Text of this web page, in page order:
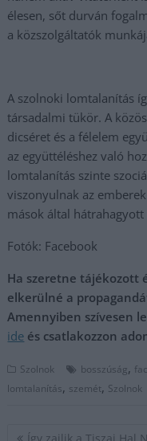
élesen, sőt durván
a közszolgáltatók
A szolnoki lomtalanítás
társadalmi tükör. A
dicséret és a félelem
az együttéléshez való
lomtalanítás szinte
viszonyulnak az
mások által hátrahagyott
Fotók: Facebook
Ha szeretne tájékozott
elkerülné a
Amennyiben szívesen
ide és csatlakozzon
Szolnok bosszúság,
lomtalanítás, szemét, Szolnok
Bejegyzés
Így zajlik a Tiszai Hal